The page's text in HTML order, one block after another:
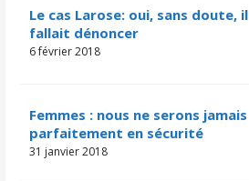
Le cas Larose: oui, sans doute, il
fallait dénoncer
6 février 2018
Femmes : nous ne serons jamais
parfaitement en sécurité
31 janvier 2018